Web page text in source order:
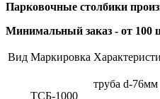
Парковочные столбики
Минимальный заказ - от 100
Вид Маркировка
ТСБ-1000
труба d-76мм